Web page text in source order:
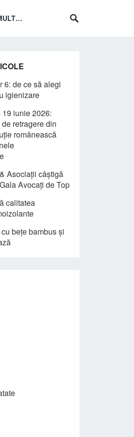
6: de ce să alegi
igienizare
iunie 2026:
retragere din
românească
Asociații câștigă
Avocați de Top
calitatea
bețe bambus și